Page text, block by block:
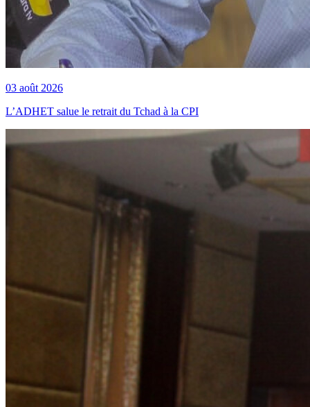
03 août 2026
L’ADHET salue le retrait du Tchad à la CPI